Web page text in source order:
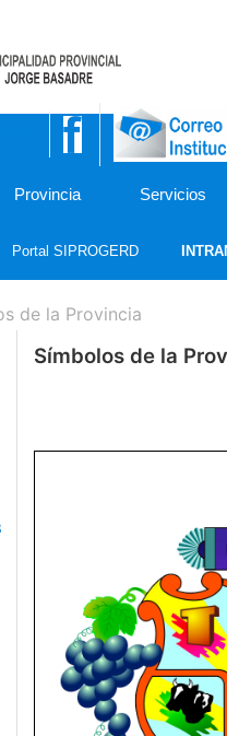
Provincia Servicios
Portal SIPROGERD
de la Provincia
Símbolos de la